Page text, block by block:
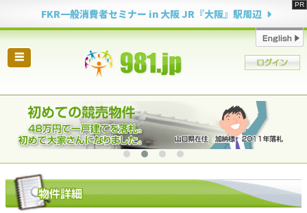
FKR一般消費者セミナー in 大阪 JR『大阪』駅周辺
☰